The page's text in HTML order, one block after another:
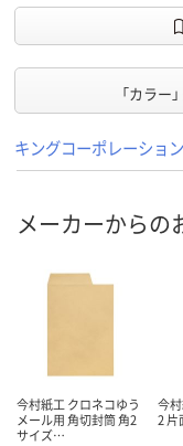
「カラー
キングコーポレーショ
メーカーからの
今村紙工 クロネコゆう
メール用 角切封筒 角2
サイズ…
今
2 片